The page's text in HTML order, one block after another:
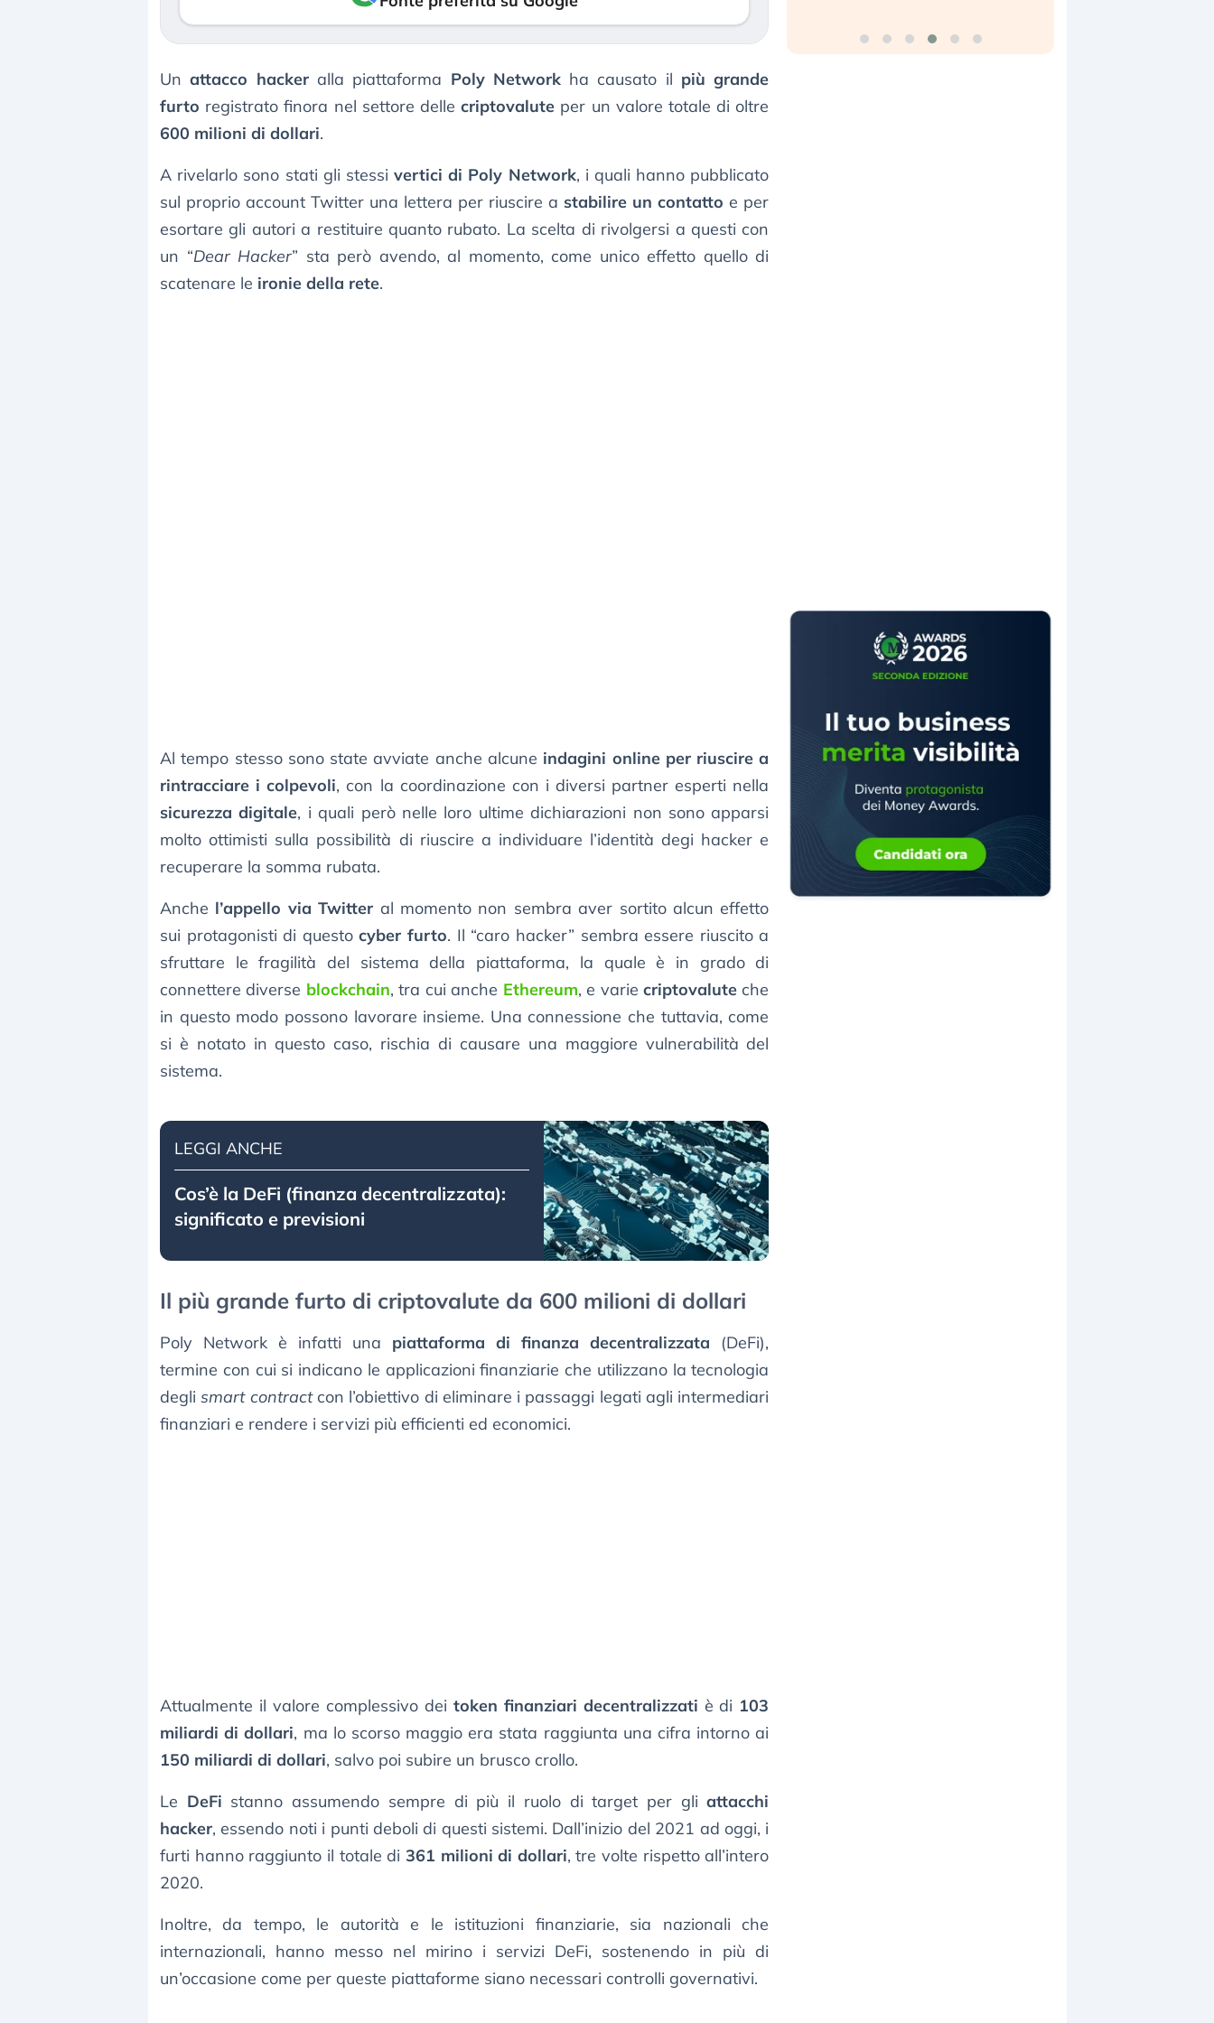
Unattacco hackeralla piattaforma Poly Networkha causato il più grande
furto registrato finora nel settore dellecriptovalute per un valore totale di oltre
600 milioni di dollari.
A rivelarlo sono stati gli stessivertici di Poly Network, i quali hanno pubblicato
sul proprio account Twitter una lettera per riuscire a stabilire un contatto e per
esortare gli autori a restituire quanto rubato. La scelta di rivolgersi a questi con
un “Dear Hacker” sta però avendo, al momento, come unico effetto quello di
scatenare le ironie della rete.
Al tempo stesso sono state avviate anche alcune indagini online per riuscire a
rintracciare i colpevoli, con la coordinazione con i diversi partner esperti nella
sicurezza digitale, i quali però nelle loro ultime dichiarazioni non sono apparsi
molto ottimisti sulla possibilità di riuscire a individuare l’identità degi hacker e
recuperare la somma rubata.
Anche l’appello via Twitter al momento non sembra aver sortito alcun effetto
sui protagonisti di questocyber furto. Il “caro hacker” sembra essere riuscito a
sfruttare le fragilità del sistema della piattaforma, la quale è in grado di
connettere diverse blockchain, tra cui anche Ethereum, e varie criptovaluteche
in questo modo possono lavorare insieme. Una connessione che tuttavia, come
si è notato in questo caso, rischia di causare una maggiore vulnerabilità del
sistema.
LEGGI ANCHE
Cos’è la DeFi (finanza decentralizzata):
significato e previsioni
Il più grande furto di criptovalute da 600 milioni di dollari
Poly Network è infatti una piattaforma di finanza decentralizzata (DeFi),
termine con cui si indicano le applicazioni finanziarie che utilizzano la tecnologia
deglismart contractcon l’obiettivo di eliminare i passaggi legati agli intermediari
finanziari e rendere i servizi più efficienti ed economici.
Attualmente il valore complessivo dei token finanziari decentralizzati è di 103
miliardi di dollari, ma lo scorso maggio era stata raggiunta una cifra intorno ai
150 miliardi di dollari, salvo poi subire un brusco crollo.
Le DeFi stanno assumendo sempre di più il ruolo di target per gliattacchi
hacker, essendo noti i punti deboli di questi sistemi. Dall’inizio del 2021 ad oggi, i
furti hanno raggiunto il totale di 361 milioni di dollari, tre volte rispetto all’intero
2020.
Inoltre, da tempo, le autorità e le istituzioni finanziarie, sia nazionali che
internazionali, hanno messo nel mirino i servizi DeFi, sostenendo in più di
un’occasione come per queste piattaforme siano necessari controlli governativi.